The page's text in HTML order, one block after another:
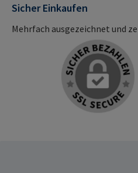
Sicher Einkaufen
Mehrfach ausgezeichnet und